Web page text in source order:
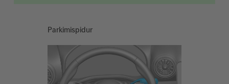
Parkimispidur